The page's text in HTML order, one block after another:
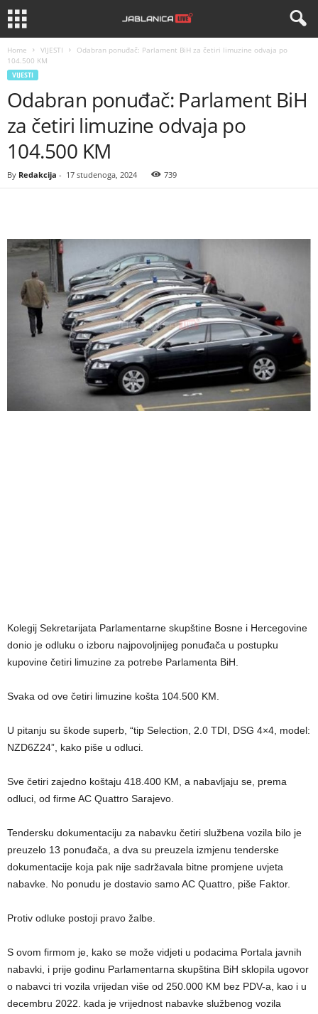
Home VIJESTI
Odabran ponuđač: Parlament BiH za četiri limuzine odvaja po
104.500 KM
VIJESTI
Odabran ponuđač: Parlament BiH
za četiri limuzine odvaja po
104.500 KM
By Redakcija - 17 studenoga, 2024 739
Kolegij Sekretarijata Parlamentarne skupštine Bosne i Hercegovine
donio je odluku o izboru najpovoljnijeg ponuđača u postupku
kupovine četiri limuzine za potrebe Parlamenta BiH.
Svaka od ove četiri limuzine košta 104.500 KM.
U pitanju su škode superb, “tip Selection, 2.0 TDI, DSG 4×4, model:
NZD6Z24”, kako piše u odluci.
Sve četiri zajedno koštaju 418.400 KM, a nabavljaju se, prema
odluci, od firme AC Quattro Sarajevo.
Tendersku dokumentaciju za nabavku četiri službena vozila bilo je
preuzelo 13 ponuđača, a dva su preuzela izmjenu tenderske
dokumentacije koja pak nije sadržavala bitne promjene uvjeta
nabavke. No ponudu je dostavio samo AC Quattro, piše Faktor.
Protiv odluke postoji pravo žalbe.
S ovom firmom je, kako se može vidjeti u podacima Portala javnih
nabavki, i prije godinu Parlamentarna skupština BiH sklopila ugovor
o nabavci tri vozila vrijedan više od 250.000 KM bez PDV-a, kao i u
decembru 2022. kada je vrijednost nabavke službenog vozila